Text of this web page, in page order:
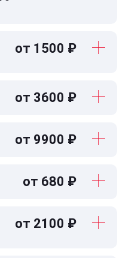
от 1500 ₽
от 3600 ₽
от 9900 ₽
от 680 ₽
от 2100 ₽